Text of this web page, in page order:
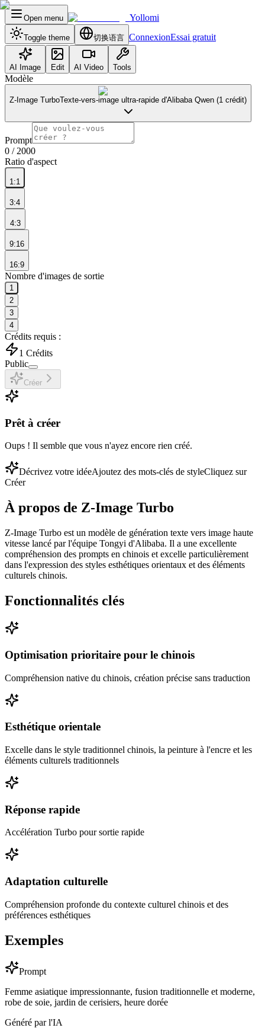
Open menu Yollomi
Toggle theme 切换语言 ConnexionEssai gratuit
AI Image Edit AI Video Tools
Modèle
Z-Image TurboTexte-vers-image ultra-rapide d'Alibaba Qwen (1 crédit)
Prompt
0 / 2000
Ratio d'aspect
1:1
3:4
4:3
9:16
16:9
Nombre d'images de sortie
1
2
3
4
Crédits requis :
1 Crédits
Public
Créer
Prêt à créer
Oups ! Il semble que vous n'ayez encore rien créé.
Décrivez votre idéeAjoutez des mots-clés de styleCliquez sur
Créer
À propos de Z-Image Turbo
Z-Image Turbo est un modèle de génération texte vers image haute
vitesse lancé par l'équipe Tongyi d'Alibaba. Il a une excellente
compréhension des prompts en chinois et excelle particulièrement
dans l'expression des styles esthétiques orientaux et des éléments
culturels chinois.
Fonctionnalités clés
Optimisation prioritaire pour le chinois
Compréhension native du chinois, création précise sans traduction
Esthétique orientale
Excelle dans le style traditionnel chinois, la peinture à l'encre et les
éléments culturels traditionnels
Réponse rapide
Accélération Turbo pour sortie rapide
Adaptation culturelle
Compréhension profonde du contexte culturel chinois et des
préférences esthétiques
Exemples
Prompt
Femme asiatique impressionnante, fusion traditionnelle et moderne,
robe de soie, jardin de cerisiers, heure dorée
Généré par l'IA